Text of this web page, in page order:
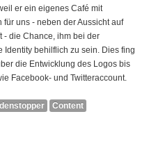
er ein eigenes Café mit
für uns - neben der Aussicht auf
- die Chance, ihm bei der
Identity behilflich zu sein. Dies fing
die Entwicklung des Logos bis
Facebook- und Twitteraccount.
Content